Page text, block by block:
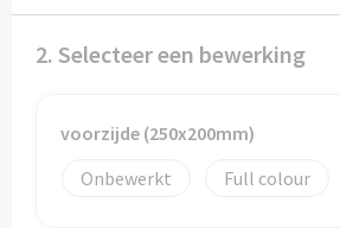
Geschenksets
Notaboekjes
Zelfklevende memo's
2. Selecteer een bewerking
voorzijde (250x200mm)
Onbewerkt
Full colour